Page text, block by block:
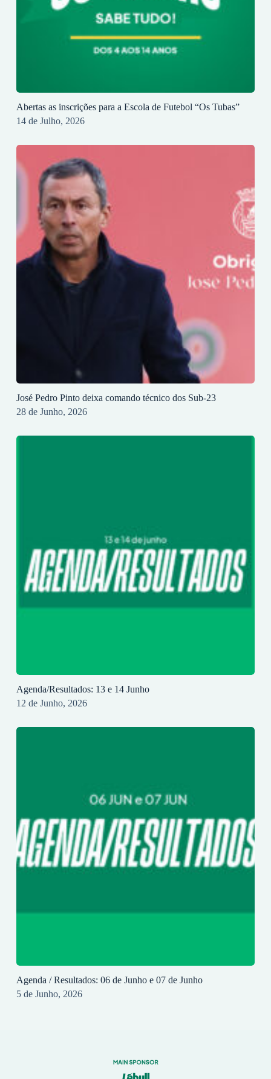
Abertas as inscrições para a Escola de Futebol “Os Tubas”
14 de Julho, 2026
José Pedro Pinto deixa comando técnico dos Sub-23
28 de Junho, 2026
Agenda/Resultados: 13 e 14 Junho
12 de Junho, 2026
Agenda / Resultados: 06 de Junho e 07 de Junho
5 de Junho, 2026